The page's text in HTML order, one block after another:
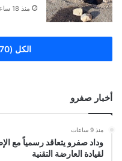
منذ 18 ساعة
الكل (8170)
أخبار صفرو
منذ 9 ساعات
وداد صفرو يتعاقد رسمياً مع
لقيادة العارضة التقنية